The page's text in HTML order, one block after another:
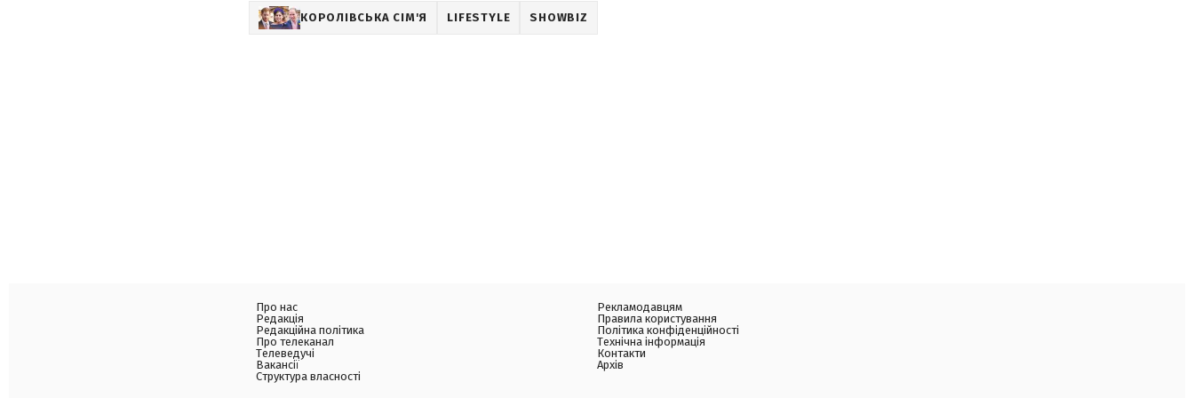
КОРОЛІВСЬКА СІМ'Я LIFESTYLE SHOWBIZ
Про нас
Редакція
Редакційна політика
Про телеканал
Телеведучі
Вакансії
Структура власності
Рекламодавцям
Правила користування
Політика конфіденційності
Технічна інформація
Контакти
Архів